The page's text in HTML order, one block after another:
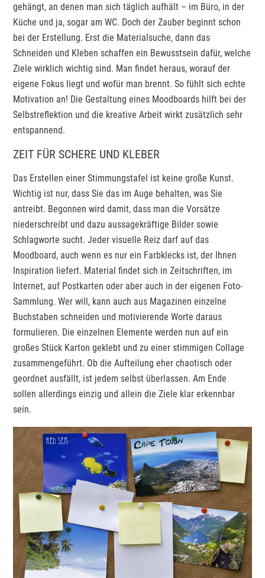
gehängt, an denen man sich täglich aufhält – im Büro, in der
Küche und ja, sogar am WC. Doch der Zauber beginnt schon
bei der Erstellung. Erst die Materialsuche, dann das
Schneiden und Kleben schaffen ein Bewusstsein dafür, welche
Ziele wirklich wichtig sind. Man findet heraus, worauf der
eigene Fokus liegt und wofür man brennt. So fühlt sich echte
Motivation an! Die Gestaltung eines Moodboards hilft bei der
Selbstreflektion und die kreative Arbeit wirkt zusätzlich sehr
entspannend.
ZEIT FÜR SCHERE UND KLEBER
Das Erstellen einer Stimmungstafel ist keine große Kunst.
Wichtig ist nur, dass Sie das im Auge behalten, was Sie
antreibt. Begonnen wird damit, dass man die Vorsätze
niederschreibt und dazu aussagekräftige Bilder sowie
Schlagworte sucht. Jeder visuelle Reiz darf auf das
Moodboard, auch wenn es nur ein Farbklecks ist, der Ihnen
Inspiration liefert. Material findet sich in Zeitschriften, im
Internet, auf Postkarten oder aber auch in der eigenen Foto-
Sammlung. Wer will, kann auch aus Magazinen einzelne
Buchstaben schneiden und motivierende Worte daraus
formulieren. Die einzelnen Elemente werden nun auf ein
großes Stück Karton geklebt und zu einer stimmigen Collage
zusammengeführt. Ob die Aufteilung eher chaotisch oder
geordnet ausfällt, ist jedem selbst überlassen. Am Ende
sollen allerdings einzig und allein die Ziele klar erkennbar
sein.